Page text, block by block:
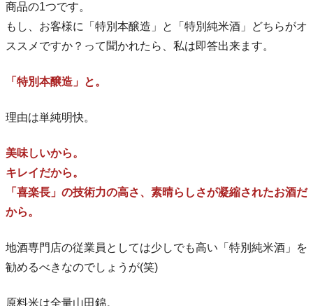
商品の1つです。
もし、お客様に「特別本醸造」と「特別純米酒」どちらがオ
ススメですか？って聞かれたら、私は即答出来ます。
「特別本醸造」と。
理由は単純明快。
美味しいから。
キレイだから。
「喜楽長」の技術力の高さ、素晴らしさが凝縮されたお酒だ
から。
地酒専門店の従業員としては少しでも高い「特別純米酒」を
勧めるべきなのでしょうが(笑)
原料米は全量山田錦。